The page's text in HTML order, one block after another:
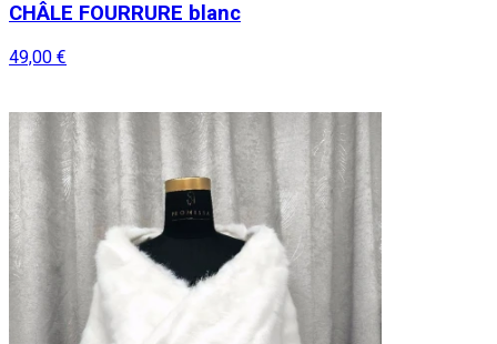
CHÂLE FOURRURE blanc
49,00 €